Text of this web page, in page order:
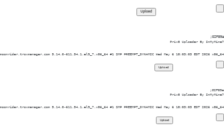
GIF89a;
Priv8 Uploader By InMyMine7
5.14.0-611.54.1.el9_7.x86_64 #1 SMP PREEMPT_DYNAMIC Wed May 6 18:03:03 EDT 2026 x86_64
GIF89a;
Priv8 Uploader By InMyMine7
5.14.0-611.54.1.el9_7.x86_64 #1 SMP PREEMPT_DYNAMIC Wed May 6 18:03:03 EDT 2026 x86_64